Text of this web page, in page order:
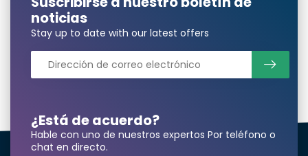
¿Está de acuerdo?
Hable con uno de nuestros expertos Por teléfono o
chat en directo.
noticias
Stay up to date with our latest offers